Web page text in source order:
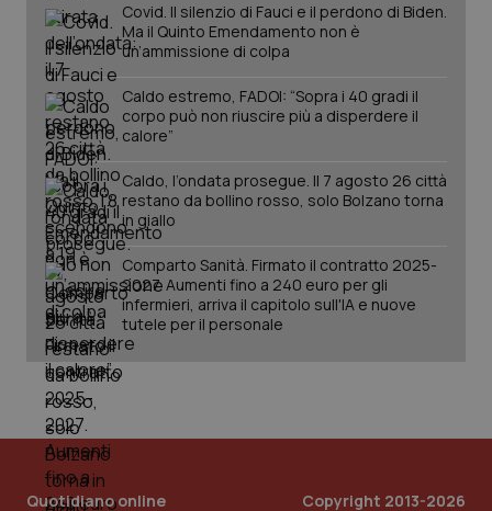
Covid. Il silenzio di Fauci e il perdono di Biden.
Ma il Quinto Emendamento non è
un’ammissione di colpa
Caldo estremo, FADOI: “Sopra i 40 gradi il
corpo può non riuscire più a disperdere il
calore”
Caldo, l’ondata prosegue. Il 7 agosto 26 città
restano da bollino rosso, solo Bolzano torna
in giallo
Comparto Sanità. Firmato il contratto 2025-
2027. Aumenti fino a 240 euro per gli
infermieri, arriva il capitolo sull'IA e nuove
tutele per il personale
Quotidiano online
Copyright 2013-2026